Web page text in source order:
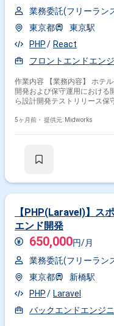
業務委託(フリーラン
東京都
東京駅
PHP
React
フロントエンドエン
作業内容 【業務内容】 ホテルや航空券を取り扱う旅行予約サイトの機能
開発および保守運用における
ら設計開発テストリリース保
しながらプロジェクト計画の
5ヶ月前・ 提供元: Midworks
【PHP(Laravel)】ス
エンド開発
650,000円/月
業務委託(フリーラン
東京都
新橋駅
PHP
Laravel
バックエンドエンジ